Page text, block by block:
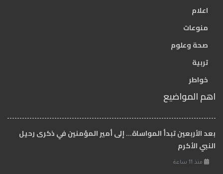
اعلام
منوعات
صحة وعلوم
تربية
خواطر
اهم المواضيع
بعد الأربعين تبدأ المواساة… إلى أمير المؤمنين في ذكرى رحيل
النبي الأكرم
منذ 11 ساعة